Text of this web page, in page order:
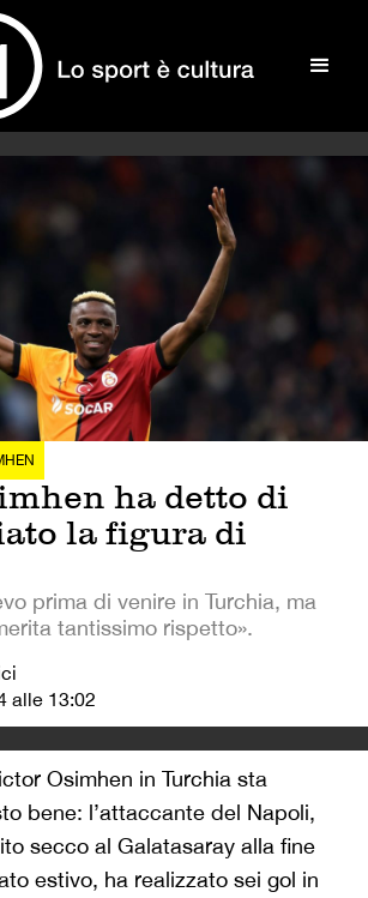
ha detto di
la figura di
prima di venire in Turchia, ma
tantissimo rispetto».
alle 13:02
Osimhen in Turchia sta
bene: l’attaccante del Napoli,
secco al Galatasaray alla fine
estivo, ha realizzato sei gol in